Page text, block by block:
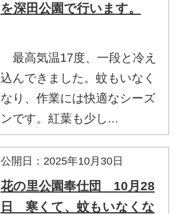
を深田公園で行います。
最高気温17度、一段と冷え
込んできました。蚊もいなく
なり、作業には快適なシーズ
ンです。紅葉も少し...
公開日：2025年10月30日
花の里公園奉仕団 10月28
日 寒くて、蚊もいなくな